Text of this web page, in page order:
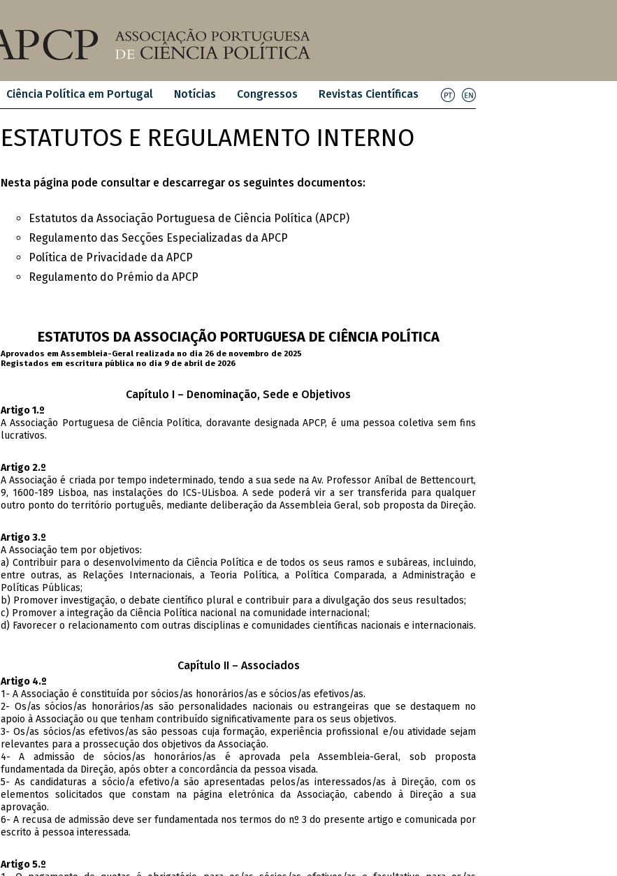
Ciência Política em Portugal Notícias Congressos Revistas Científicas
ESTATUTOS E REGULAMENTO INTERNO
Nesta página pode consultar e descarregar os seguintes documentos:
Estatutos da Associação Portuguesa de Ciência Política (APCP)
Regulamento das Secções Especializadas da APCP
Política de Privacidade da APCP
Regulamento do Prémio da APCP
ESTATUTOS DA ASSOCIAÇÃO PORTUGUESA DE CIÊNCIA POLÍTICA
Aprovados em Assembleia-Geral realizada no dia 26 de novembro de 2025
Registados em escritura pública no dia 9 de abril de 2026
Capítulo I – Denominação, Sede e Objetivos
Artigo 1.º
A Associação Portuguesa de Ciência Política, doravante designada APCP, é uma pessoa coletiva sem fins
lucrativos.
Artigo 2.º
A Associação é criada por tempo indeterminado, tendo a sua sede na Av. Professor Aníbal de Bettencourt,
9, 1600-189 Lisboa, nas instalações do ICS-ULisboa. A sede poderá vir a ser transferida para qualquer
outro ponto do território português, mediante deliberação da Assembleia Geral, sob proposta da Direção.
Artigo 3.º
A Associação tem por objetivos:
a) Contribuir para o desenvolvimento da Ciência Política e de todos os seus ramos e subáreas, incluindo,
entre outras, as Relações Internacionais, a Teoria Política, a Política Comparada, a Administração e
Políticas Públicas;
b) Promover investigação, o debate científico plural e contribuir para a divulgação dos seus resultados;
c) Promover a integração da Ciência Política nacional na comunidade internacional;
d) Favorecer o relacionamento com outras disciplinas e comunidades científicas nacionais e internacionais.
Capítulo II – Associados
Artigo 4.º
1- A Associação é constituída por sócios/as honorários/as e sócios/as efetivos/as.
2- Os/as sócios/as honorários/as são personalidades nacionais ou estrangeiras que se destaquem no
apoio à Associação ou que tenham contribuído significativamente para os seus objetivos.
3- Os/as sócios/as efetivos/as são pessoas cuja formação, experiência profissional e/ou atividade sejam
relevantes para a prossecução dos objetivos da Associação.
4- A admissão de sócios/as honorários/as é aprovada pela Assembleia-Geral, sob proposta
fundamentada da Direção, após obter a concordância da pessoa visada.
5- As candidaturas a sócio/a efetivo/a são apresentadas pelos/as interessados/as à Direção, com os
elementos solicitados que constam na página eletrónica da Associação, cabendo à Direção a sua
aprovação.
6- A recusa de admissão deve ser fundamentada nos termos do nº 3 do presente artigo e comunicada por
escrito à pessoa interessada.
Artigo 5.º